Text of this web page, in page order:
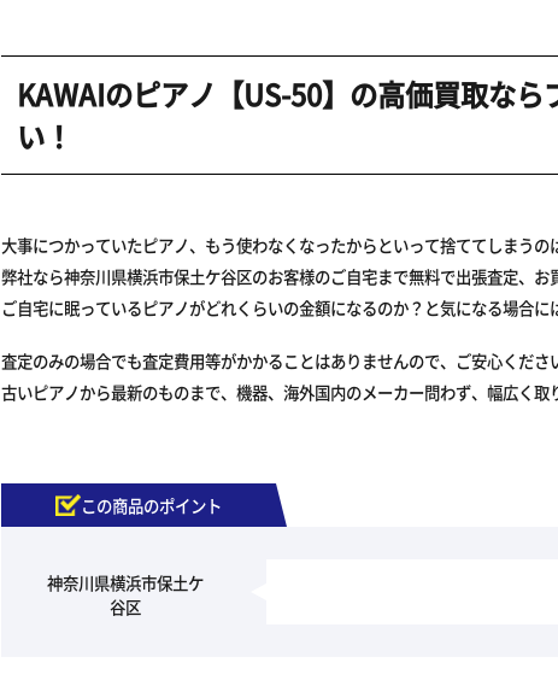
KAWAIのピアノ【US-50】の高価買取な
い！
大事につかっていたピアノ、もう使わなくなったからといって捨ててしまうの
弊社なら神奈川県横浜市保土ケ谷区のお客様のご自宅まで無料で出張査定、お
ご自宅に眠っているピアノがどれくらいの金額になるのか？と気になる場合に
査定のみの場合でも査定費用等がかかることはありませんので、ご安心くださ
古いピアノから最新のものまで、機器、海外国内のメーカー問わず、幅広く
この商品のポイント
神奈川県横浜市保土ケ
谷区